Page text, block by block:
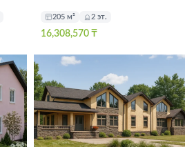
205 м² 2 эт.
16,308,570 ₸